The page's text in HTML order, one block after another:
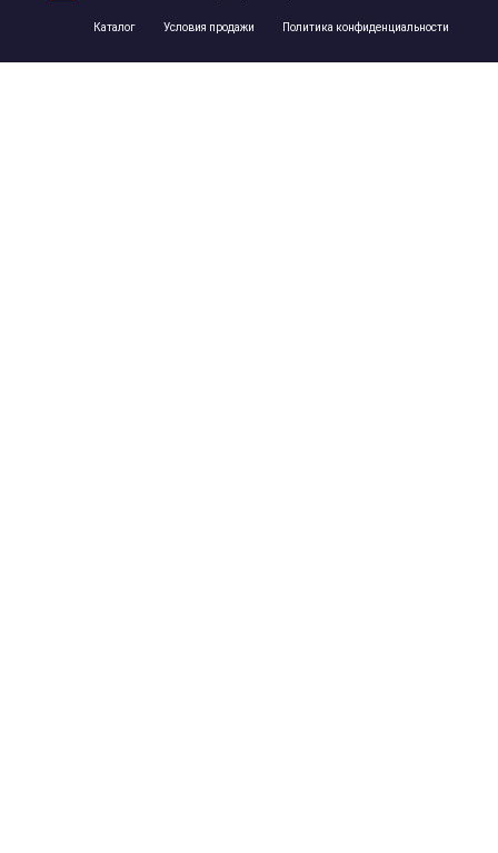
Каталог Условия продажи Политика конфиденциальности